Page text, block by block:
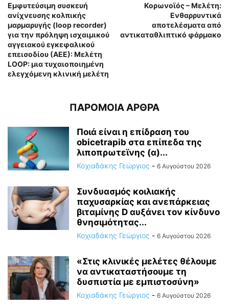
Εμφυτεύσιμη συσκευή
ανίχνευσης κολπικής
μαρμαρυγής (loop recorder)
για την πρόληψη ισχαιμικού
αγγειακού εγκεφαλικού
επεισοδίου (ΑΕΕ): Μελέτη
LOOP: μια τυχαιοποιημένη
ελεγχόμενη κλινική μελέτη
Κορωνοϊός – Μελέτη:
Ενθαρρυντικά
αποτελέσματα από
αντικαταθλιπτικό φάρμακο
ΠΑΡΟΜΟΙΑ ΑΡΘΡΑ
Ποιά είναι η επίδραση του
obicetrapib στα επίπεδα της
λιποπρωτεϊνης (α)...
Κοχιαδάκης Γεώργιος - 6 Αυγούστου 2026
Συνδυασμός κοιλιακής
παχυσαρκίας και ανεπάρκειας
βιταμίνης D αυξάνει τον κίνδυνο
θνησιμότητας...
Κοχιαδάκης Γεώργιος - 6 Αυγούστου 2026
«Στις κλινικές μελέτες θέλουμε
να αντικαταστήσουμε τη
δυσπιστία με εμπιστοσύνη»
Κοχιαδάκης Γεώργιος - 6 Αυγούστου 2026